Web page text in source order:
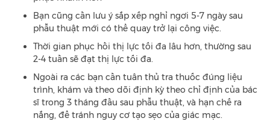
Bạn cũng cần lưu ý sắp xếp nghỉ ngơi 5-7 ngày sau
phẫu thuật mới có thể quay trở lại công việc.
Thời gian phục hồi thị lực tối đa lâu hơn, thường sau
2-4 tuần sẽ đạt thị lực tối đa.
Ngoài ra các bạn cần tuân thủ tra thuốc đúng liệu
trình, khám và theo dõi định kỳ theo chỉ định của bác
sĩ trong 3 tháng đầu sau phẫu thuật, và hạn chế ra
nắng, để tránh nguy cơ tạo sẹo của giác mạc.